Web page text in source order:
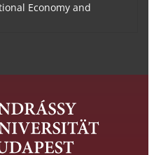
Economy and